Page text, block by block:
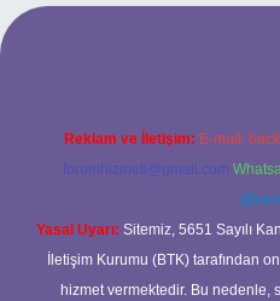
www.hiltonbetx.org/
Reklam ve İletişim: E-mail:
forumhizmeti@gmail.com
Yasal Uyarı: Sitemiz, 5651 Sayılı
İletişim Kurumu (BTK) tarafından
hizmet vermektedir. Bu